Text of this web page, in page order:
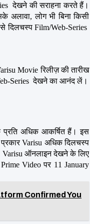
देखने की सराहना करते हैं।
अलावा, लोग भी बिना किसी
Film/Web-Series
Movie रिलीज़ की तारीख
Series  देखने का आनंद लें।
अधिक आकर्षित हैं। इस
Varisu अधिक दिलचस्प
Varisu ऑनलाइन देखने के लिए
Video पर 11 January
Confirmed You